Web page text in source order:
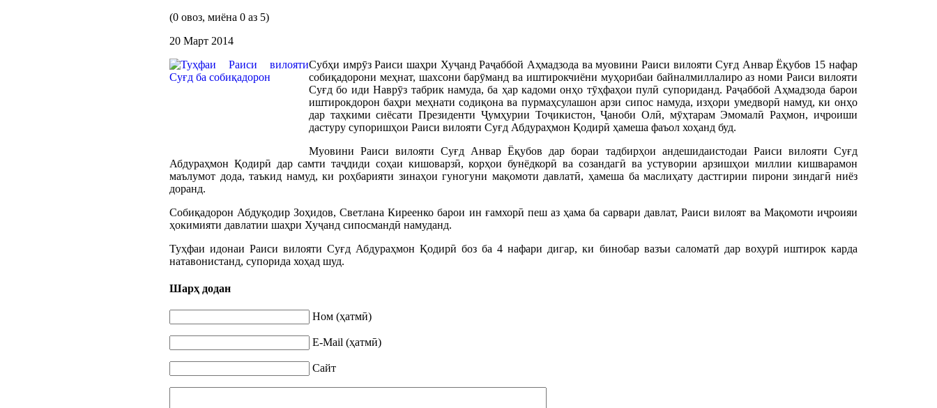
(0 овоз, миёна 0 аз 5)
20 Март 2014
Субҳи имрӯз Раиси шаҳри Хуҷанд Раҷаббой Аҳмадзода ва муовини Раиси вилояти Суғд Анвар Ёқубов 15 нафар
собиқадорони меҳнат, шахсони барӯманд ва иштирокчиёни муҳорибаи байналмиллалиро аз номи Раиси вилояти
Суғд бо иди Наврӯз табрик намуда, ба ҳар кадоми онҳо тӯҳфаҳои пулӣ супориданд. Раҷаббой Аҳмадзода барои
иштирокдорон баҳри меҳнати содиқона ва пурмаҳсулашон арзи сипос намуда, изҳори умедворӣ намуд, ки онҳо
дар таҳкими сиёсати Президенти Ҷумҳурии Тоҷикистон, Ҷаноби Олӣ, мӯҳтарам Эмомалӣ Раҳмон, иҷроиши
дастуру супоришҳои Раиси вилояти Суғд Абдураҳмон Қодирӣ ҳамеша фаъол хоҳанд буд.
Муовини Раиси вилояти Суғд Анвар Ёқубов дар бораи тадбирҳои андешидаистодаи Раиси вилояти Суғд
Абдураҳмон Қодирӣ дар самти таҷдиди соҳаи кишоварзӣ, корҳои бунёдкорӣ ва созандагӣ ва устувории арзишҳои миллии кишварамон
маълумот дода, таъкид намуд, ки роҳбарияти зинаҳои гуногуни мақомоти давлатӣ, ҳамеша ба маслиҳату дастгирии пирони зиндагӣ ниёз
доранд.
Собиқадорон Абдуқодир Зоҳидов, Светлана Киреенко барои ин ғамхорӣ пеш аз ҳама ба сарвари давлат, Раиси вилоят ва Мақомоти иҷроияи
ҳокимияти давлатии шаҳри Хуҷанд сипосмандӣ намуданд.
Туҳфаи идонаи Раиси вилояти Суғд Абдураҳмон Қодирӣ боз ба 4 нафари дигар, ки бинобар вазъи саломатӣ дар вохурӣ иштирок карда
натавонистанд, супорида хоҳад шуд.
Шарҳ додан
Ном (ҳатмӣ)
E-Mail (ҳатмӣ)
Сайт